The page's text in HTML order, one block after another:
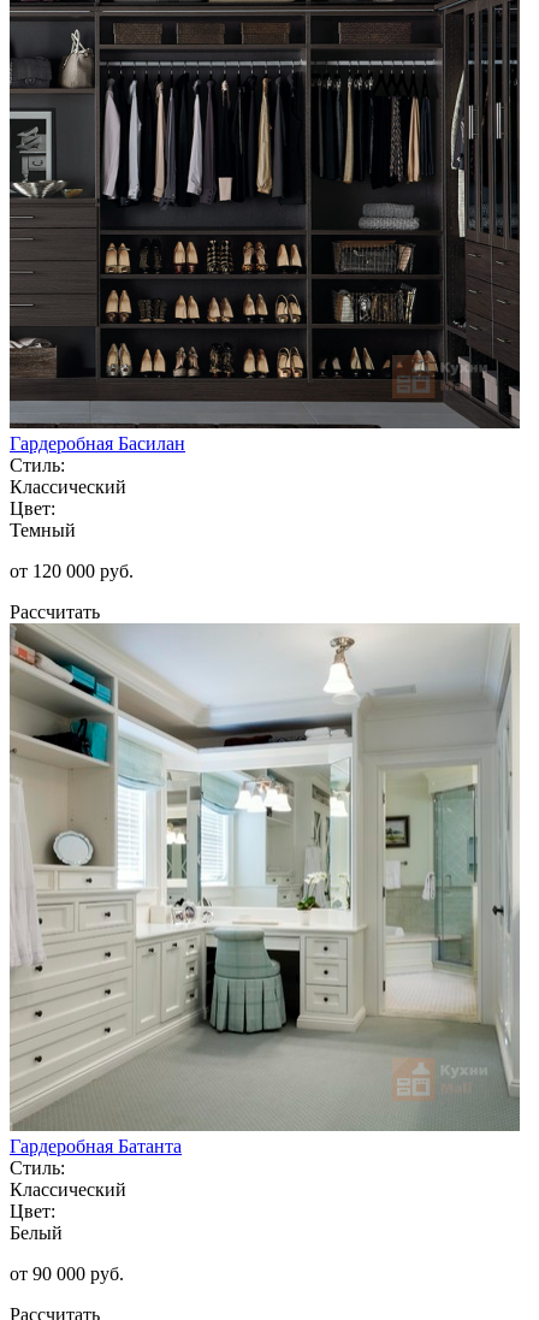
Гардеробная Басилан
Стиль:
Классический
Цвет:
Темный
от 120 000 руб.
Рассчитать
Гардеробная Батанта
Стиль:
Классический
Цвет:
Белый
от 90 000 руб.
Рассчитать